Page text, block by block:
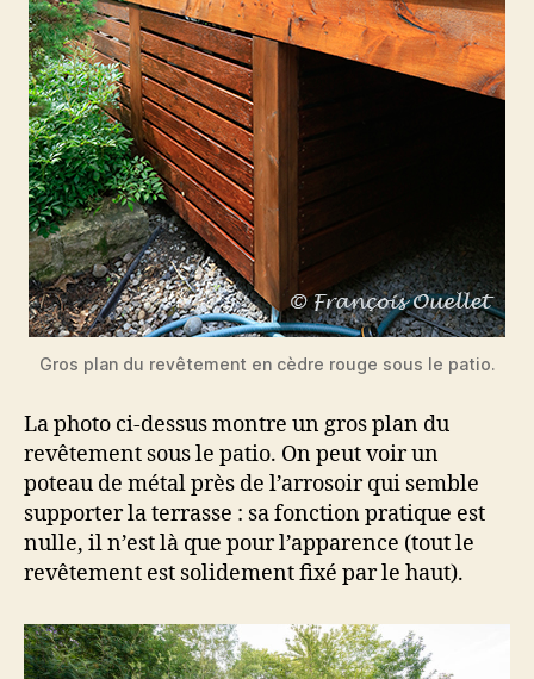
Gros plan du revêtement en cèdre rouge sous le patio.
La photo ci-dessus montre un gros plan du
revêtement sous le patio. On peut voir un
poteau de métal près de l’arrosoir qui semble
supporter la terrasse : sa fonction pratique est
nulle, il n’est là que pour l’apparence (tout le
revêtement est solidement fixé par le haut).